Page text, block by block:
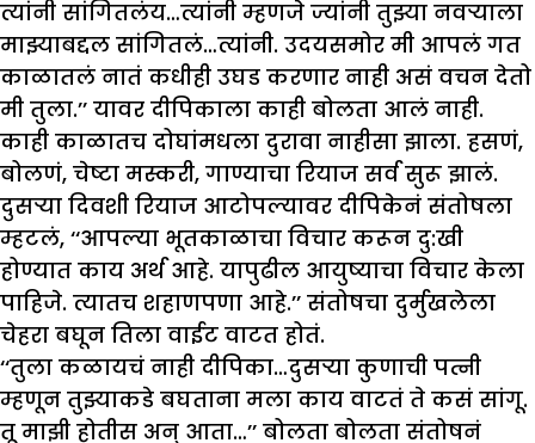
त्यांनी सांगितलंय…त्यांनी म्हणजे ज्यांनी तुझ्या नवऱ्याला
माझ्याबद्दल सांगितलं…त्यांनी. उदयसमोर मी आपलं गत
काळातलं नातं कधीही उघड करणार नाही असं वचन देतो
मी तुला.’’ यावर दीपिकाला काही बोलता आलं नाही.
काही काळातच दोघांमधला दुरावा नाहीसा झाला. हसणं,
बोलणं, चेष्टा मस्करी, गाण्याचा रियाज सर्व सुरू झालं.
दुसऱ्या दिवशी रियाज आटोपल्यावर दीपिकेनं संतोषला
म्हटलं, ‘‘आपल्या भूतकाळाचा विचार करून दु:खी
होण्यात काय अर्थ आहे. यापुढील आयुष्याचा विचार केला
पाहिजे. त्यातच शहाणपणा आहे.’’ संतोषचा दुर्मुखलेला
चेहरा बघून तिला वाईट वाटत होतं.
‘‘तुला कळायचं नाही दीपिका…दुसऱ्या कुणाची पत्नी
म्हणून तुझ्याकडे बघताना मला काय वाटतं ते कसं सांगू.
तू माझी होतीस अन् आता…’’ बोलता बोलता संतोषनं